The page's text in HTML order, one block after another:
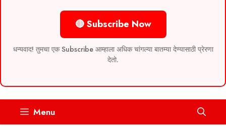
🔴 Subscribe Now
धन्यवाद! तुमचा एक Subscribe आम्हाला अधिक चांगल्या बातम्या देण्यासाठी प्रेरणा
देतो.
Menu